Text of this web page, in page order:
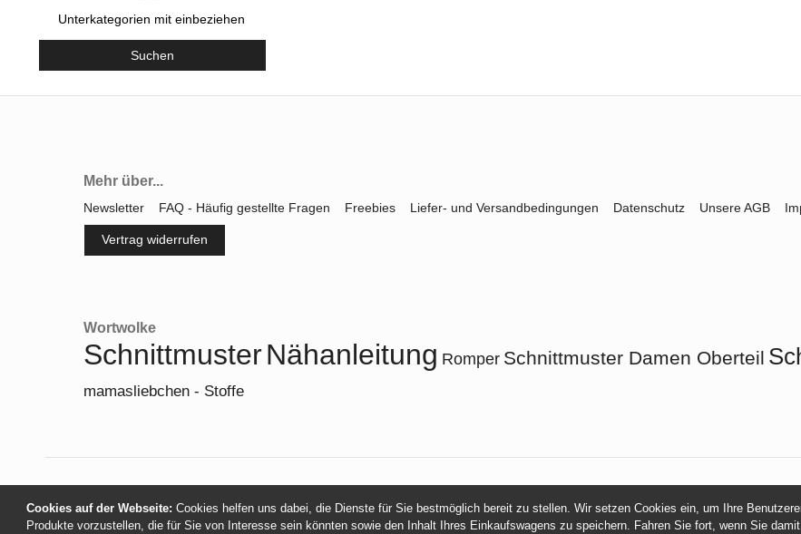
Cookies auf der Webseite: Cookies helfen uns dabei, die Dienste für Sie bestmöglich bereit zu stellen. Wir setzen Cookies ein, um Ihre
Produkte vorzustellen, die für Sie von Interesse sein könnten sowie den Inhalt Ihres Einkaufswagens zu speichern. Fahren Sie fort, wenn Sie
Unterkategorien mit einbeziehen
Suchen
Mehr über...
Newsletter FAQ - Häufig gestellte Fragen Freebies Liefer- und Versandbedingungen Datenschutz Unsere AGB
Vertrag widerrufen
Wortwolke
SchnittmusterNähanleitung Romper Schnittmuster Damen Oberteil
mamasliebchen - Stoffe
© 2026 -mamasliebchen.de